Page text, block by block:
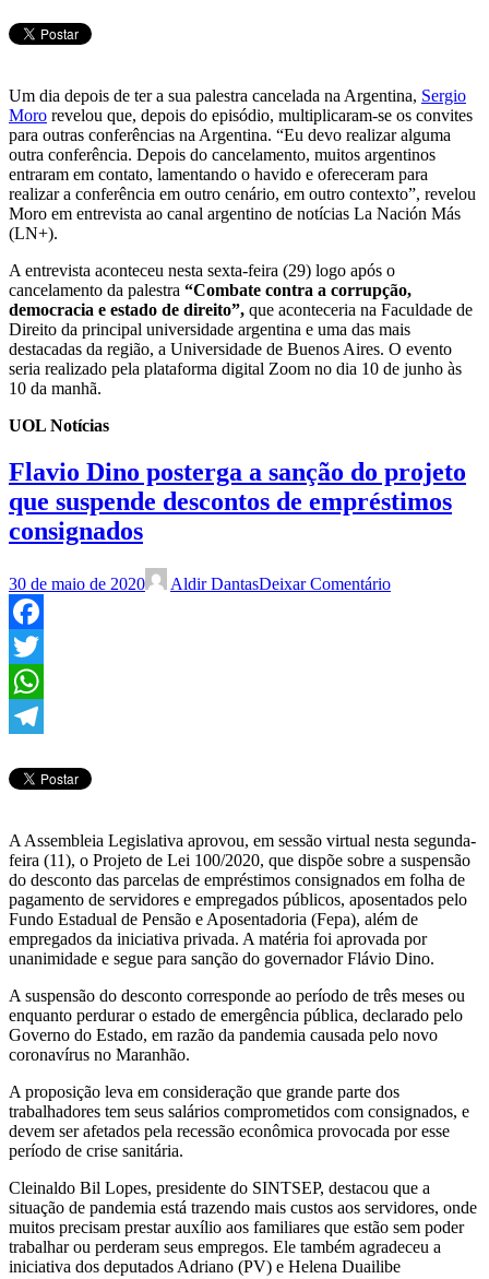
Um dia depois de ter a sua palestra cancelada na Argentina, Sergio
Moro revelou que, depois do episódio, multiplicaram-se os convites
para outras conferências na Argentina. “Eu devo realizar alguma
outra conferência. Depois do cancelamento, muitos argentinos
entraram em contato, lamentando o havido e ofereceram para
realizar a conferência em outro cenário, em outro contexto”, revelou
Moro em entrevista ao canal argentino de notícias La Nación Más
(LN+).
A entrevista aconteceu nesta sexta-feira (29) logo após o
cancelamento da palestra “Combate contra a corrupção,
democracia e estado de direito”, que aconteceria na Faculdade de
Direito da principal universidade argentina e uma das mais
destacadas da região, a Universidade de Buenos Aires. O evento
seria realizado pela plataforma digital Zoom no dia 10 de junho às
10 da manhã.
UOL Notícias
Flavio Dino posterga a sanção do projeto
que suspende descontos de empréstimos
consignados
30 de maio de 2020 Aldir DantasDeixar Comentário
Facebook
Twitter
WhatsApp
A Assembleia Legislativa aprovou, em sessão virtual nesta segunda-
feira (11), o Projeto de Lei 100/2020, que dispõe sobre a suspensão
do desconto das parcelas de empréstimos consignados em folha de
pagamento de servidores e empregados públicos, aposentados pelo
Fundo Estadual de Pensão e Aposentadoria (Fepa), além de
empregados da iniciativa privada. A matéria foi aprovada por
unanimidade e segue para sanção do governador Flávio Dino.
A suspensão do desconto corresponde ao período de três meses ou
enquanto perdurar o estado de emergência pública, declarado pelo
Governo do Estado, em razão da pandemia causada pelo novo
coronavírus no Maranhão.
A proposição leva em consideração que grande parte dos
trabalhadores tem seus salários comprometidos com consignados, e
devem ser afetados pela recessão econômica provocada por esse
período de crise sanitária.
Cleinaldo Bil Lopes, presidente do SINTSEP, destacou que a
situação de pandemia está trazendo mais custos aos servidores, onde
muitos precisam prestar auxílio aos familiares que estão sem poder
trabalhar ou perderam seus empregos. Ele também agradeceu a
iniciativa dos deputados Adriano (PV) e Helena Duailibe